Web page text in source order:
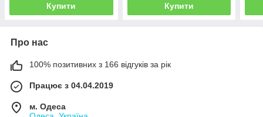
Купити Купити
Про нас
100% позитивних з 166 відгуків за рік
Працює з 04.04.2019
м. Одеса